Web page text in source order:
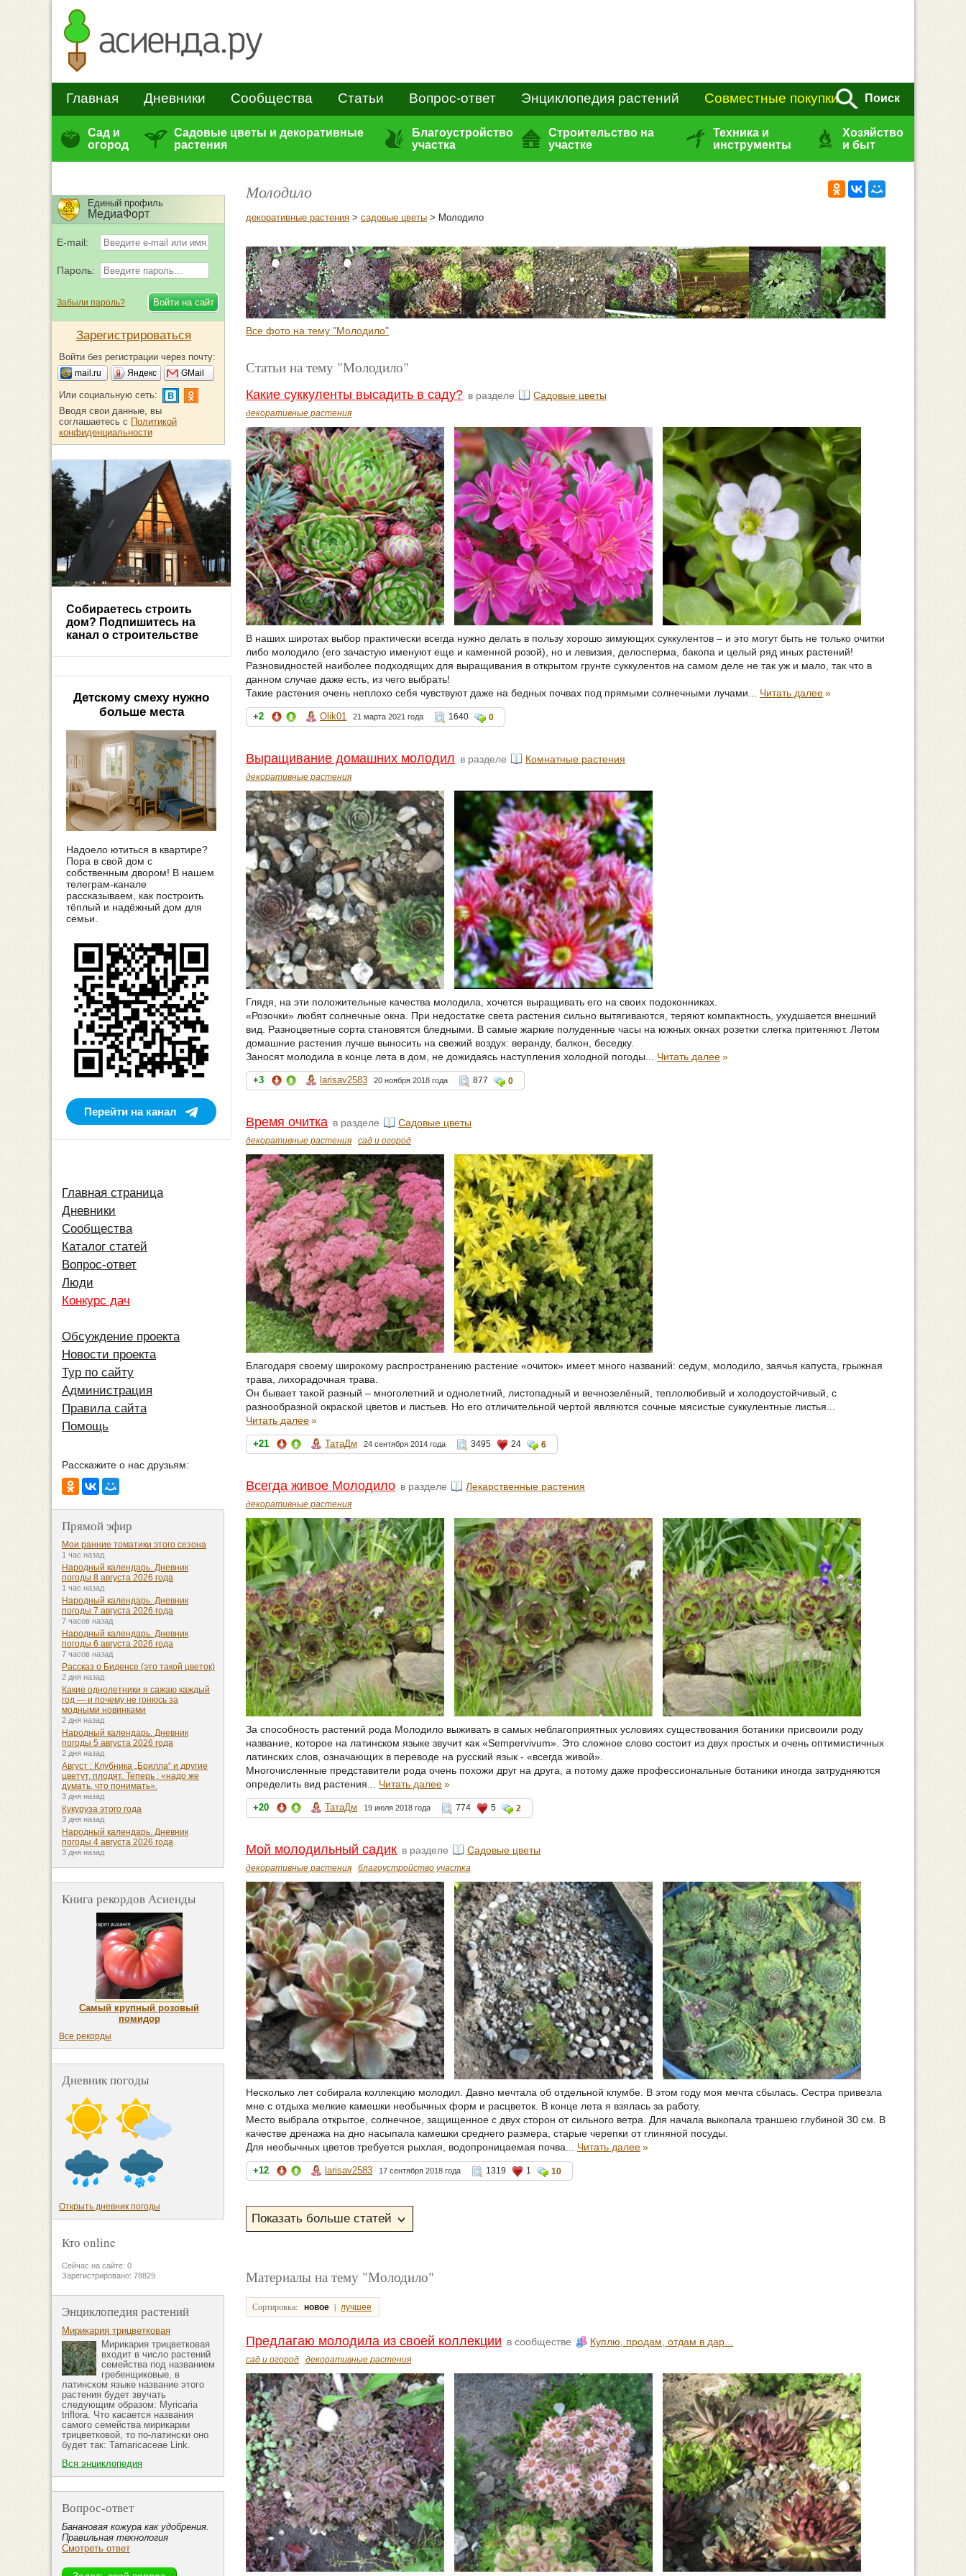
Главная Дневники Сообщества Статьи Вопрос-ответ Энциклопедия растений Совместные покупки Поиск
Сад и
огород
Садовые цветы и декоративные
растения
Благоустройство
участка
Строительство на
участке
Техника и
инструменты
Хозяйство
и быт
Молодило
декоративные растения > садовые цветы > Молодило
Все фото на тему "Молодило"
Статьи на тему "Молодило"
Какие суккуленты высадить в саду? в разделе Садовые цветы
декоративные растения
В наших широтах выбор практически всегда нужно делать в пользу хорошо зимующих суккулентов – и это могут быть не только очитки
либо молодило (его зачастую именуют еще и каменной розой), но и левизия, делосперма, бакопа и целый ряд иных растений!
Разновидностей наиболее подходящих для выращивания в открытом грунте суккулентов на самом деле не так уж и мало, так что в
данном случае даже есть, из чего выбрать!
Такие растения очень неплохо себя чувствуют даже на бедных почвах под прямыми солнечными лучами... Читать далее»
+2 Olik01 21 марта 2021 года 1640 0
Выращивание домашних молодил в разделе Комнатные растения
декоративные растения
Глядя, на эти положительные качества молодила, хочется выращивать его на своих подоконниках.
«Розочки» любят солнечные окна. При недостатке света растения сильно вытягиваются, теряют компактность, ухудшается внешний
вид. Разноцветные сорта становятся бледными. В самые жаркие полуденные часы на южных окнах розетки слегка притеняют. Летом
домашние растения лучше выносить на свежий воздух: веранду, балкон, беседку.
Заносят молодила в конце лета в дом, не дожидаясь наступления холодной погоды... Читать далее»
+3 larisav2583 20 ноября 2018 года 877 0
Время очитка в разделе Садовые цветы
декоративные растения сад и огород
Благодаря своему широкому распространению растение «очиток» имеет много названий: седум, молодило, заячья капуста, грыжная
трава, лихорадочная трава.
Он бывает такой разный – многолетний и однолетний, листопадный и вечнозелёный, теплолюбивый и холодоустойчивый, с
разнообразной окраской цветов и листьев. Но его отличительной чертой являются сочные мясистые суккулентные листья...
Читать далее»
+21 ТатаДм 24 сентября 2014 года 3495 24 6
Всегда живое Молодило в разделе Лекарственные растения
декоративные растения
За способность растений рода Молодило выживать в самых неблагоприятных условиях существования ботаники присвоили роду
название, которое на латинском языке звучит как «Sempervivum». Это сложное слово состоит из двух простых и очень оптимистичных
латинских слов, означающих в переводе на русский язык - «всегда живой».
Многочисленные представители рода очень похожи друг на друга, а потому даже профессиональные ботаники иногда затрудняются
определить вид растения... Читать далее»
+20 ТатаДм 19 июля 2018 года 774 5 2
Мой молодильный садик в разделе Садовые цветы
декоративные растения благоустройство участка
Несколько лет собирала коллекцию молодил. Давно мечтала об отдельной клумбе. В этом году моя мечта сбылась. Сестра привезла
мне с отдыха мелкие камешки необычных форм и расцветок. В конце лета я взялась за работу.
Место выбрала открытое, солнечное, защищенное с двух сторон от сильного ветра. Для начала выкопала траншею глубиной 30 см. В
качестве дренажа на дно насыпала камешки среднего размера, старые черепки от глиняной посуды.
Для необычных цветов требуется рыхлая, водопроницаемая почва... Читать далее»
+12 larisav2583 17 сентября 2018 года 1319 1 10
Материалы на тему "Молодило"
Сортировка: новое | лучшее
Предлагаю молодила из своей коллекции в сообществе Куплю, продам, отдам в дар...
сад и огород декоративные растения
Единый профиль
МедиаФорт
E-mail:
Пароль:
Забыли пароль?
Зарегистрироваться
Войти без регистрации через почту:
mail.ru Яндекс GMail
Или социальную сеть:
Вводя свои данные, вы
соглашаетесь с Политикой
конфиденциальности
Собираетесь строить
дом? Подпишитесь на
канал о строительстве
Детскому смеху нужно
больше места
Надоело ютиться в квартире?
Пора в свой дом с
собственным двором! В нашем
телеграм-канале
рассказываем, как построить
тёплый и надёжный дом для
семьи.
Перейти на канал
Главная страница
Дневники
Сообщества
Каталог статей
Вопрос-ответ
Люди
Конкурс дач
Обсуждение проекта
Новости проекта
Тур по сайту
Администрация
Правила сайта
Помощь
Расскажите о нас друзьям:
Прямой эфир
Мои ранние томатики этого сезона
1 час назад
Народный календарь. Дневник
погоды 8 августа 2026 года
1 час назад
Народный календарь. Дневник
погоды 7 августа 2026 года
7 часов назад
Народный календарь. Дневник
погоды 6 августа 2026 года
7 часов назад
Рассказ о Биденсе (это такой цветок)
2 дня назад
Какие однолетники я сажаю каждый
год — и почему не гонюсь за
модными новинками
2 дня назад
Народный календарь. Дневник
погоды 5 августа 2026 года
2 дня назад
Август : Клубника „Брилла“ и другие
цветут, плодят. Теперь : «надо же
думать, что понимать».
3 дня назад
Кукуруза этого года
3 дня назад
Народный календарь. Дневник
погоды 4 августа 2026 года
3 дня назад
Книга рекордов Асиенды
Самый крупный розовый
помидор
Все рекорды
Дневник погоды
Открыть дневник погоды
Кто online
Сейчас на сайте: 0
Зарегистрировано: 78829
Энциклопедия растений
Мирикария трицветковая
Мирикария трицветковая
входит в число растений
семейства под названием
гребенщиковые, в
латинском языке название этого
растения будет звучать
следующим образом: Myricaria
triflora. Что касается названия
самого семейства мирикарии
трицветковой, то по-латински оно
будет так: Tamaricaceae Link.
Вся энциклопедия
Вопрос-ответ
Банановая кожура как удобрения.
Правильная технология
Смотреть ответ